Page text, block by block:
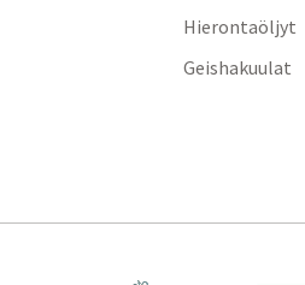
Hierontaöljyt
Geishakuulat